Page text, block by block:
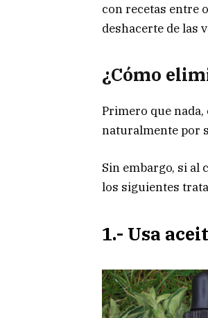
con recetas entre
deshacerte de las
¿Cómo
Primero que
naturalmente por
Sin embargo, si al
los siguientes
1.- Usa